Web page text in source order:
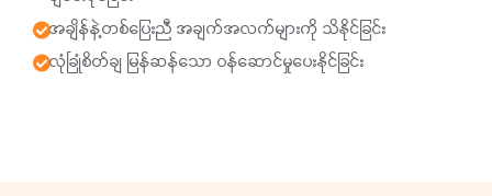
အချိန်နဲ့တစ်ပြေးညီ အချက်အလက်များကို သိနိုင်ခြင်း
လုံခြုံစိတ်ချ မြန်ဆန်သော ဝန်ဆောင်မှုပေးနိုင်ခြင်း